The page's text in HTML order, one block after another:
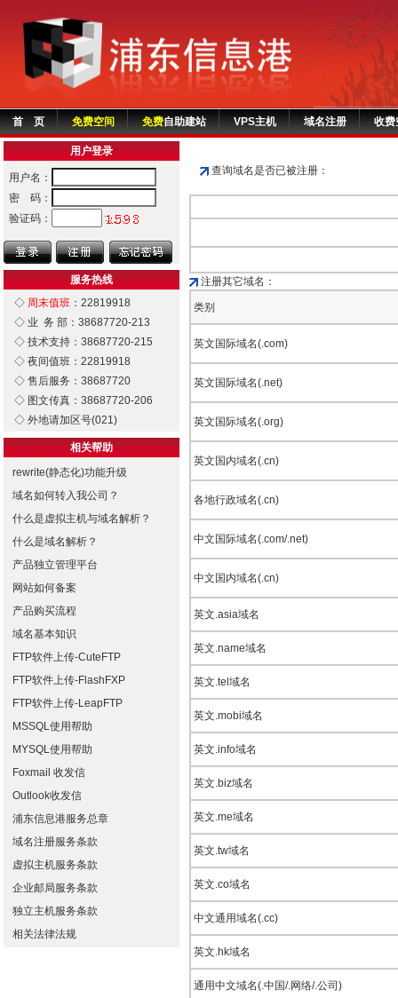
首 页 免费空间 免费自助建站 VPS主机 域名注册 收费
用户登录
用户名：
密 码：
验证码：
服务热线
◇ 周末值班 ：22819918
◇ 业 务 部：38687720-213
◇ 技术支持：38687720-215
◇ 夜间值班：22819918
◇ 售后服务：38687720
◇ 图文传真：38687720-206
◇ 外地请加区号(021)
相关帮助
rewrite(静态化)功能升级
域名如何转入我公司？
什么是虚拟主机与域名解析？
什么是域名解析？
产品独立管理平台
网站如何备案
产品购买流程
域名基本知识
FTP软件上传-CuteFTP
FTP软件上传-FlashFXP
FTP软件上传-LeapFTP
MSSQL使用帮助
MYSQL使用帮助
Foxmail 收发信
Outlook收发信
浦东信息港服务总章
域名注册服务条款
虚拟主机服务条款
企业邮局服务条款
独立主机服务条款
相关法律法规
查询域名是否已被注册：
注册其它域名：
类别
英文国际域名(.com)
英文国际域名(.net)
英文国际域名(.org)
英文国内域名(.cn)
各地行政域名(.cn)
中文国际域名(.com/.net)
中文国内域名(.cn)
英文.asia域名
英文.name域名
英文.tel域名
英文.mobi域名
英文.info域名
英文.biz域名
英文.me域名
英文.tw域名
英文.co域名
中文通用域名(.cc)
英文.hk域名
通用中文域名(.中国/.网络/.公司)